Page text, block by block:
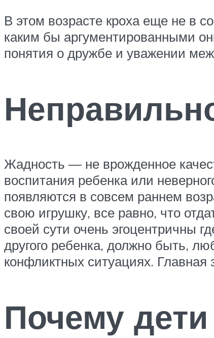
В этом возрасте кроха еще не в
каким бы аргументированными
понятия о дружбе и уважении
Жадность — не врожденное
воспитания ребенка или
появляются в совсем раннем
свою игрушку, все равно, что
своей сути очень эгоцентричны
другого ребенка, должно быть,
конфликтных ситуациях. Главная
Почему